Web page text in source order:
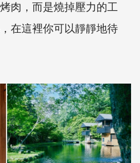
肉，而是燒掉壓力的工
在這裡你可以靜靜地待